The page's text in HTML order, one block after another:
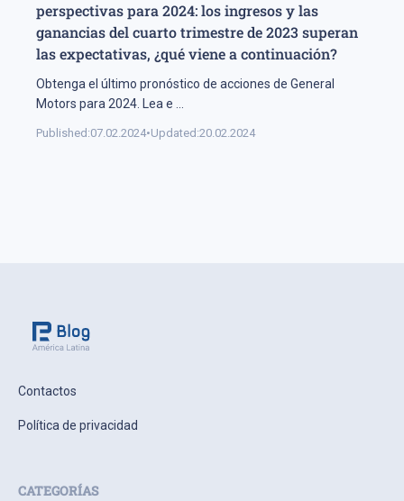
perspectivas para 2024: los ingresos y las
ganancias del cuarto trimestre de 2023 superan
las expectativas, ¿qué viene a continuación?
Obtenga el último pronóstico de acciones de General
Motors para 2024. Lea e
Published:07.02.2024•Updated:20.02.2024
Contactos
Política de privacidad
CATEGORÍAS